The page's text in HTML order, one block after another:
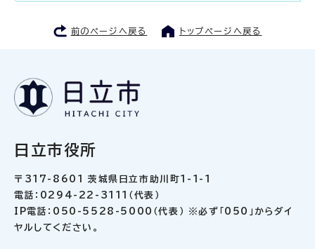
前のページへ戻る トップページへ戻る
日立市役所
〒317-8601 茨城県日立市助川町1-1-1
電話：0294-22-3111（代表）
IP電話：050-5528-5000（代表） ※必ず「050」からダイ
ヤルしてください。